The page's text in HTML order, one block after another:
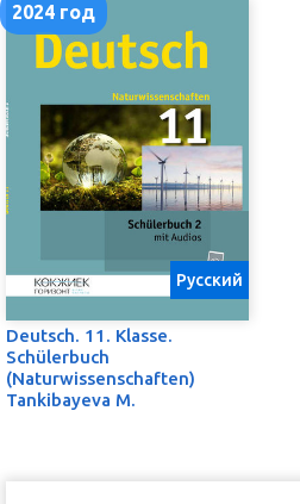
2024 год
Deutsch. 11. Klasse.
Schülerbuch
(Naturwissenschaften)
Tankibayeva M.
Русский